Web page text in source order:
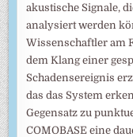
akustische Signale,
analysiert werden
Wissenschaftler am
dem Klang einer
Schadensereignis
das das System
Gegensatz zu
COMOBASE eine